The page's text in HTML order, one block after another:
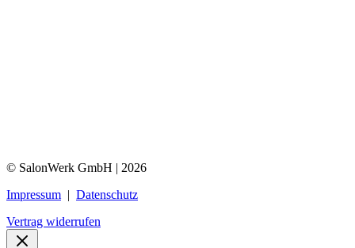
© SalonWerk GmbH | 2026
Impressum | Datenschutz
Vertrag widerrufen